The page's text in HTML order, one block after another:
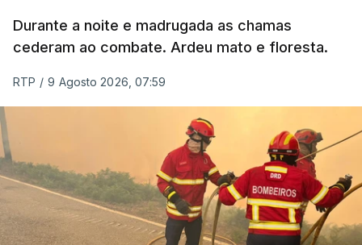
Durante a noite e madrugada as chamas
cederam ao combate. Ardeu mato e floresta.
RTP / 9 Agosto 2026, 07:59